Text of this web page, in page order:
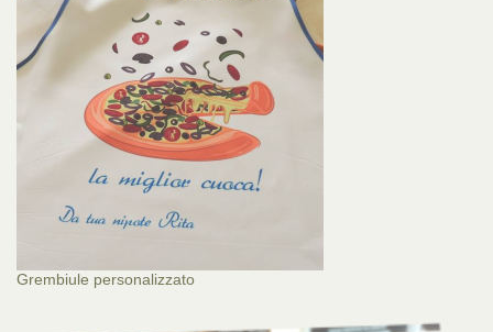
Grembiule personalizzato